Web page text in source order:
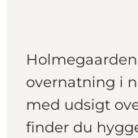
Planlægning
overnatning i
med udsigt
finder du